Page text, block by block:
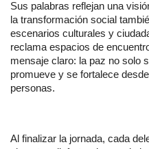
Sus palabras reflejan una
la transformación social
escenarios culturales y
reclama espacios de
mensaje claro: la paz no solo
promueve y se fortalece
personas.
Al finalizar la jornada, cada